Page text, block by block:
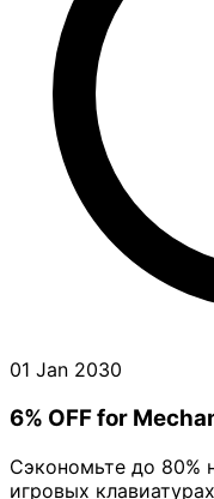
01 Jan 2030
6% OFF for
Сэкономьте до 80%
игровых